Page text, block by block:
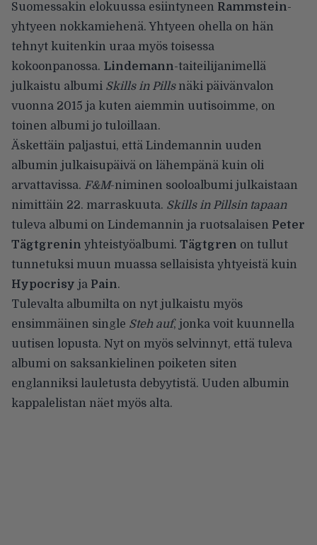
Suomessakin elokuussa esiintyneen Rammstein-
yhtyeen nokkamiehenä. Yhtyeen ohella on hän
tehnyt kuitenkin uraa myös toisessa
kokoonpanossa. Lindemann-taiteilijanimellä
julkaistu albumi Skills in Pillsnäki päivänvalon
vuonna 2015 ja kuten aiemmin uutisoimme, on
toinen albumi jo tuloillaan.
Äskettäin paljastui, että Lindemannin uuden
albumin julkaisupäivä on lähempänä kuin oli
arvattavissa. F&M-niminen sooloalbumi julkaistaan
nimittäin 22. marraskuuta. Skills in Pillsin tapaan
tuleva albumi on Lindemannin ja ruotsalaisen Peter
Tägtgrenin yhteistyöalbumi. Tägtgren on tullut
tunnetuksi muun muassa sellaisista yhtyeistä kuin
Hypocrisy ja Pain.
Tulevalta albumilta on nyt julkaistu myös
ensimmäinen single Steh auf, jonka voit kuunnella
uutisen lopusta. Nyt on myös selvinnyt, että tuleva
albumi on saksankielinen poiketen siten
englanniksi lauletusta debyytistä. Uuden albumin
kappalelistan näet myös alta.